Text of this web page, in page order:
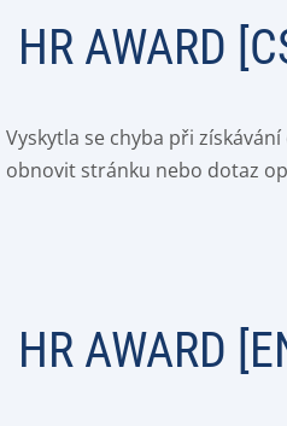
HR AWARD
Vyskytla se chyba při
obnovit stránku nebo dotaz
HR AWARD